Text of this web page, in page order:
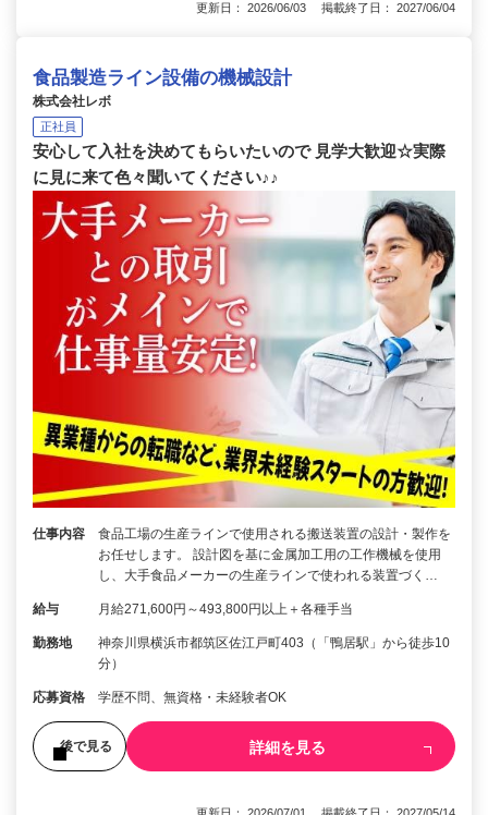
更新日： 2026/06/03 掲載終了日： 2027/06/04
食品製造ライン設備の機械設計
株式会社レボ
正社員
安心して入社を決めてもらいたいので 見学大歓迎☆実際
に見に来て色々聞いてください♪♪
仕事内容
食品工場の生産ラインで使用される搬送装置の設計・製作を
お任せします。 設計図を基に金属加工用の工作機械を使用
し、大手食品メーカーの生産ラインで使われる装置づく…
給与 月給271,600円～493,800円以上＋各種手当
勤務地
神奈川県横浜市都筑区佐江戸町403（「鴨居駅」から徒歩10
分）
応募資格 学歴不問、無資格・未経験者OK
後で見る 詳細を見る